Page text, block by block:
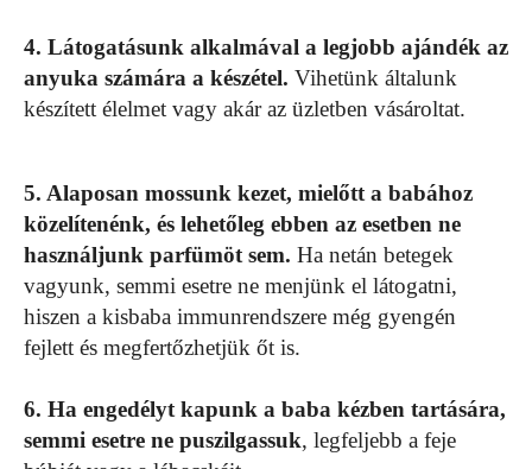
4. Látogatásunk alkalmával a legjobb ajándék az
anyuka számára a készétel. Vihetünk általunk
készített élelmet vagy akár az üzletben vásároltat.
5. Alaposan mossunk kezet, mielőtt a babához
közelítenénk, és lehetőleg ebben az esetben ne
használjunk parfümöt sem. Ha netán betegek
vagyunk, semmi esetre ne menjünk el látogatni,
hiszen a kisbaba immunrendszere még gyengén
fejlett és megfertőzhetjük őt is.
6. Ha engedélyt kapunk a baba kézben tartására,
semmi esetre ne puszilgassuk, legfeljebb a feje